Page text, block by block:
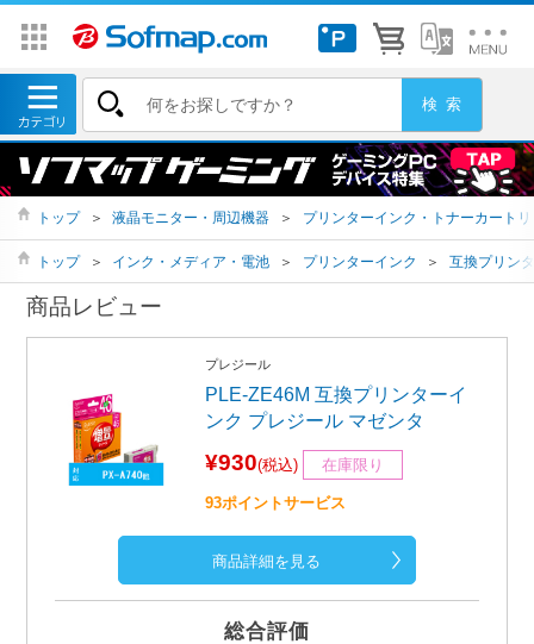
トップ ＞ 液晶モニター・周辺機器 ＞ プリンターインク・トナーカートリ
トップ ＞ インク・メディア・電池 ＞ プリンターインク ＞ 互換プリン
商品レビュー
プレジール
PLE-ZE46M 互換プリンターイ
ンク プレジール マゼンタ
¥930(税込) 在庫限り
93ポイントサービス
商品詳細を見る
総合評価